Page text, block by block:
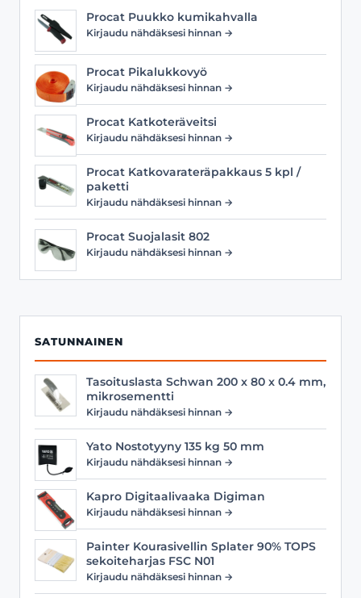
Procat Puukko kumikahvalla
Kirjaudu nähdäksesi hinnan →
Procat Pikalukkovyö
Kirjaudu nähdäksesi hinnan →
Procat Katkoteräveitsi
Kirjaudu nähdäksesi hinnan →
Procat Katkovarateräpakkaus 5 kpl /
paketti
Kirjaudu nähdäksesi hinnan →
Procat Suojalasit 802
Kirjaudu nähdäksesi hinnan →
SATUNNAINEN
Tasoituslasta Schwan 200 x 80 x 0.4 mm,
mikrosementti
Kirjaudu nähdäksesi hinnan →
Yato Nostotyyny 135 kg 50 mm
Kirjaudu nähdäksesi hinnan →
Kapro Digitaalivaaka Digiman
Kirjaudu nähdäksesi hinnan →
Painter Kourasivellin Splater 90% TOPS
sekoiteharjas FSC N01
Kirjaudu nähdäksesi hinnan →